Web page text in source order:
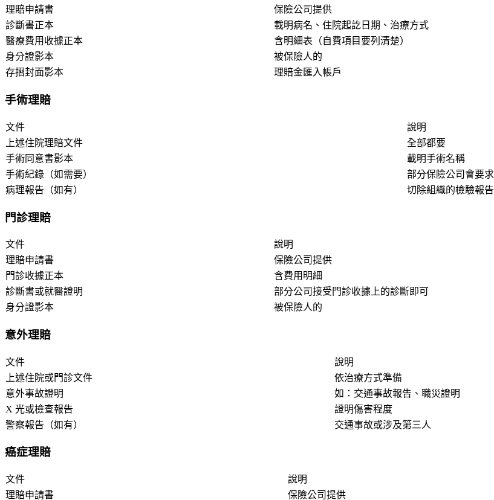
理賠申請書
保險公司提供
診斷書正本
載明病名、住院起訖日期、治療方式
醫療費用收據正本
含明細表（自費項目要列清楚）
身分證影本
被保險人的
存摺封面影本
理賠金匯入帳戶
手術理賠
文件
說明
上述住院理賠文件
全部都要
手術同意書影本
載明手術名稱
手術紀錄（如需要）
部分保險公司會要求
病理報告（如有）
切除組織的檢驗報告
門診理賠
文件
說明
理賠申請書
保險公司提供
門診收據正本
含費用明細
診斷書或就醫證明
部分公司接受門診收據上的診斷即可
身分證影本
被保險人的
意外理賠
文件
說明
上述住院或門診文件
依治療方式準備
意外事故證明
如：交通事故報告、職災證明
X 光或檢查報告
證明傷害程度
警察報告（如有）
交通事故或涉及第三人
癌症理賠
文件
說明
理賠申請書
保險公司提供